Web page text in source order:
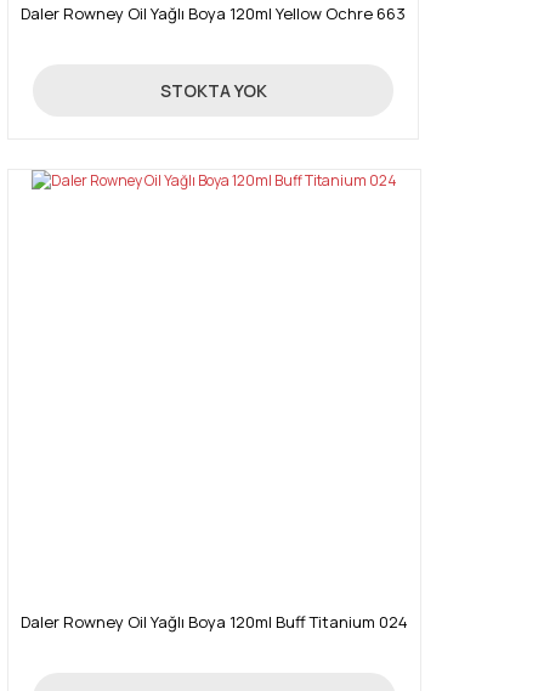
Daler Rowney Oil Yağlı Boya 120ml Yellow Ochre 663
16,03 TL
STOKTA YOK
Daler Rowney Oil Yağlı Boya 120ml Buff Titanium 024